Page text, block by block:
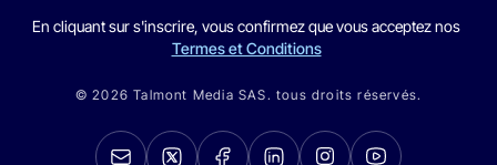
En cliquant sur s'inscrire, vous confirmez que vous acceptez nos
Termes et Conditions
© 2026 Talmont Media SAS. tous droits réservés.